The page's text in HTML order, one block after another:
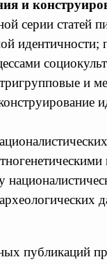
и
статей
и
публикаций